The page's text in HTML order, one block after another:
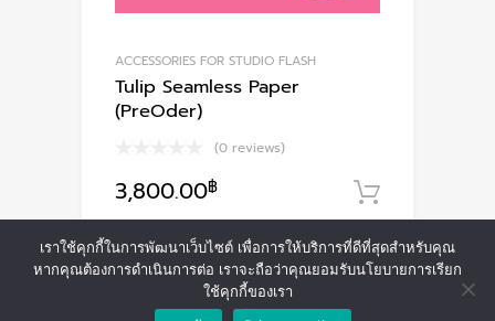
ACCESSORIES FOR STUDIO FLASH
Tulip Seamless Paper
(PreOder)
(0 reviews)
3,800.00฿
เราใช้คุกกี้ในการพัฒนาเว็บไซต์ เพื่อการให้บริการที่ดีที่สุดสำหรับคุณ
หากคุณต้องการดำเนินการต่อ เราจะถือว่าคุณยอมรับนโยบายการเรียก
ใช้คุกกี้ของเรา